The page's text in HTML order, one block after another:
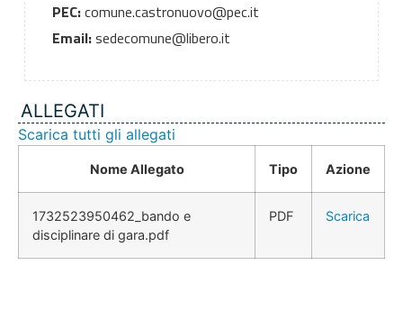
PEC:comune.castronuovo@pec.it
Email:sedecomune@libero.it
ALLEGATI
Scarica tutti gli allegati
Nome Allegato Tipo Azione
1732523950462_bando e
disciplinare di gara.pdf
PDF Scarica